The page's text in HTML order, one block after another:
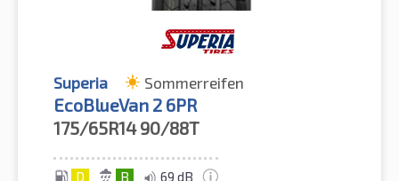
Superia Sommerreifen
EcoBlueVan 2 6PR
175/65R14 90/88T
D B 69 dB